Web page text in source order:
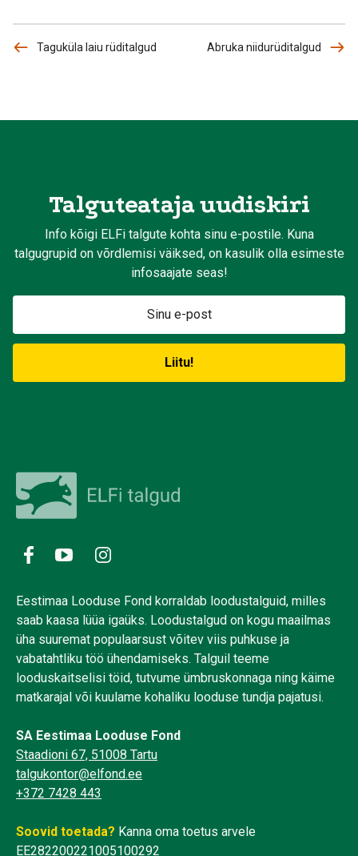
Taguküla laiu rüditalgud Abruka niidurüditalgud
Talguteataja uudiskiri
Info kõigi ELFi talgute kohta sinu e-postile. Kuna
talgugrupid on võrdlemisi väiksed, on kasulik olla esimeste
infosaajate seas!
Eestimaa Looduse Fond korraldab loodustalguid, milles
saab kaasa lüüa igaüks. Loodustalgud on kogu maailmas
üha suuremat populaarsust võitev viis puhkuse ja
vabatahtliku töö ühendamiseks. Talguil teeme
looduskaitselisi töid, tutvume ümbruskonnaga ning käime
matkarajal või kuulame kohaliku looduse tundja pajatusi.
SA Eestimaa Looduse Fond
Staadioni 67, 51008 Tartu
talgukontor@elfond.ee
+372 7428 443
Soovid toetada? Kanna oma toetus arvele
EE282200221005100292